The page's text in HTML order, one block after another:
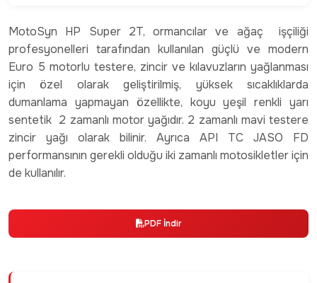
MotoSyn HP Super 2T, ormancılar ve ağaç işçiliği
profesyonelleri tarafından kullanılan güçlü ve modern
Euro 5 motorlu testere, zincir ve kılavuzların yağlanması
için özel olarak geliştirilmiş, yüksek sıcaklıklarda
dumanlama yapmayan özellikte, koyu yeşil renkli yarı
sentetik 2 zamanlı motor yağıdır. 2 zamanlı mavi testere
zincir yağı olarak bilinir. Ayrıca API TC JASO FD
performansının gerekli olduğu iki zamanlı motosikletler için
de kullanılır.
PDF İndir